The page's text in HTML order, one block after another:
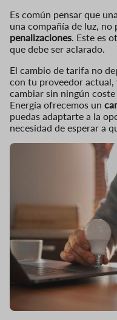
Es común pensar que
una compañía de luz, no
penalizaciones. Este es
que debe ser aclarado.
El cambio de tarifa no
con tu proveedor actual,
cambiar sin ningún
Energía ofrecemos un
puedas adaptarte a la
necesidad de esperar a